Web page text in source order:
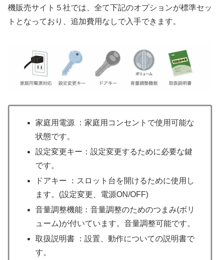
機販売サイト５社では、全て下記のオプションが標準セッ
トとなっており、追加費用なしで入手できます。
家庭用電源 ：家庭用コンセントで使用可能な
状態です。
設定変更キー：設定変更するために必要な鍵
です。
ドアキー ：スロット台を開けるために使用し
ます。(設定変更、電源ON/OFF)
音量調整機能：音量調整のためのつまみ(ボリ
ューム)が付いています。音量調整可能です。
取扱説明書 ：設置、動作についての説明書で
す。